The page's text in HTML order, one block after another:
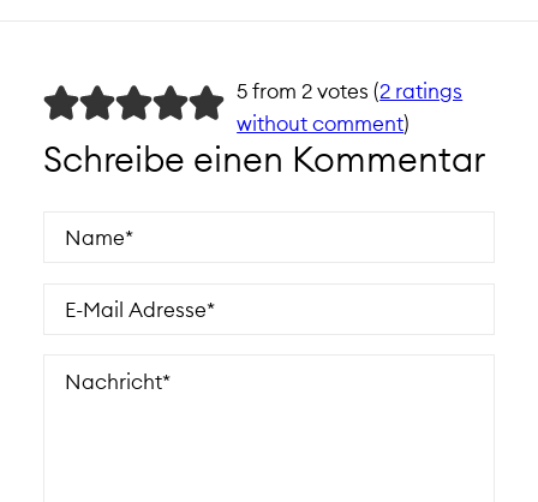
5 from 2 votes (2 ratings
without comment)
Schreibe einen Kommentar